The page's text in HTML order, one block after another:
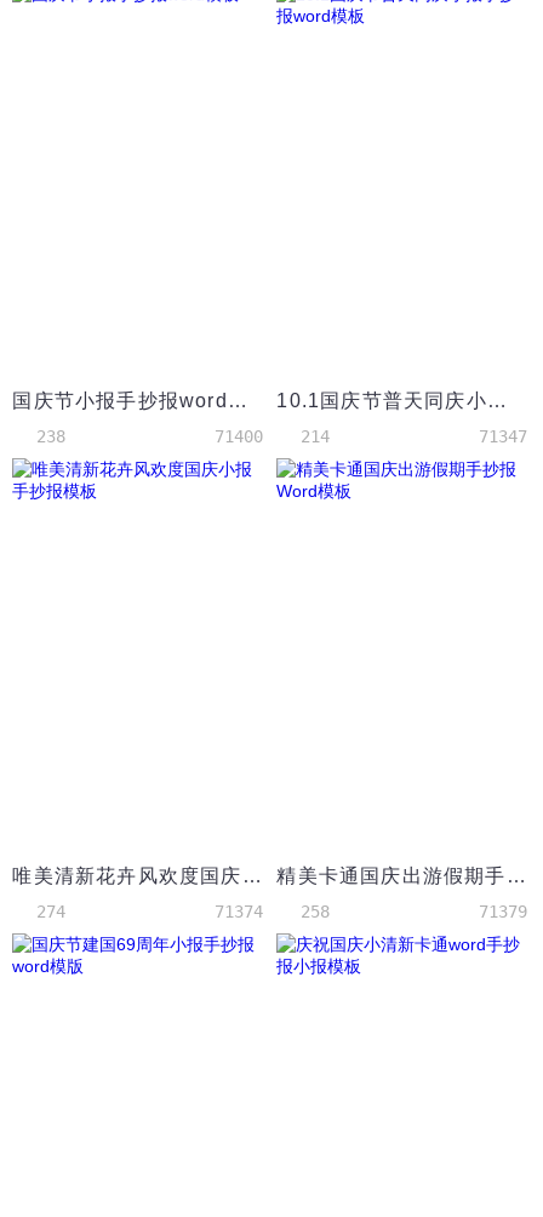
国庆节小报手抄报word模板
238 71400
10.1国庆节普天同庆小报手抄报word模板
214 71347
唯美清新花卉风欢度国庆小报手抄报模板
274 71374
精美卡通国庆出游假期手抄报Word模板
258 71379